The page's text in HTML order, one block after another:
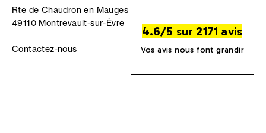
Rte de Chaudron en Mauges
49110 Montrevault-sur-Èvre
Contactez-nous
4.6/5 sur 2171 avis
Vos avis nous font grandir